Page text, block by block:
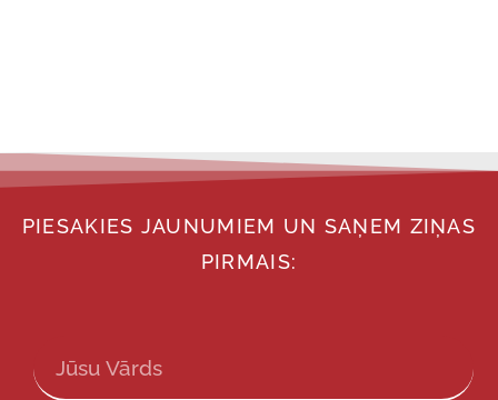
PIESAKIES JAUNUMIEM UN SAŅEM ZIŅAS
PIRMAIS: